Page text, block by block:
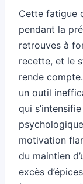
Cette fatigue
pendant la
retrouves à
recette, et le
rende
un outil
qui
motivation
du maintien
excès